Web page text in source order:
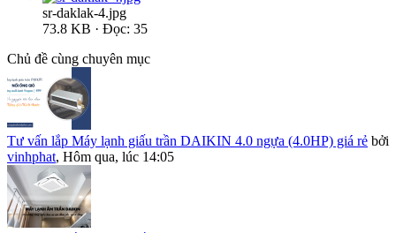
sr-daklak-4.jpg
73.8 KB · Đọc: 35
Chủ đề cùng chuyên mục
Tư vấn lắp Máy lạnh giấu trần DAIKIN 4.0 ngựa (4.0HP) giá rẻ bởi
vinhphat, Hôm qua, lúc 14:05